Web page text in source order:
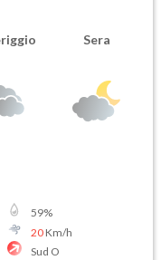
Sera
59%
20Km/h
Sud O